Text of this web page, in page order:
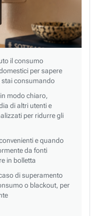
il consumo
per sapere
consumando
modo chiaro,
di altri utenti e
per ridurre gli
e quando
da fonti
in bolletta
di superamento
o blackout, per